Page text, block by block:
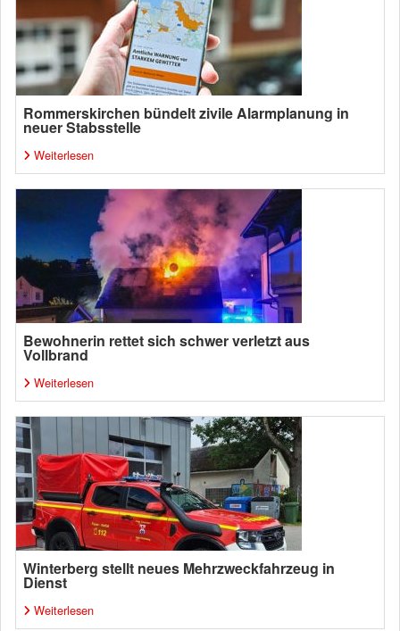
Rommerskirchen bündelt zivile Alarmplanung in
neuer Stabsstelle
Weiterlesen
Bewohnerin rettet sich schwer verletzt aus
Vollbrand
Weiterlesen
Winterberg stellt neues Mehrzweckfahrzeug in
Dienst
Weiterlesen